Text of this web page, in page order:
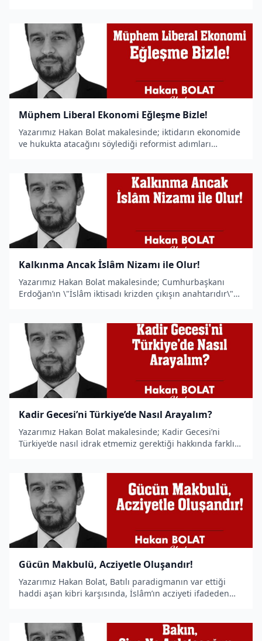
Müphem Liberal Ekonomi Eğleşme Bizle!
Yazarımız Hakan Bolat makalesinde; iktidarın ekonomide
ve hukukta atacağını söylediği reformist adımları
Kalkınma Ancak İslâm Nizamı ile Olur!
Yazarımız Hakan Bolat makalesinde; Cumhurbaşkanı
Erdoğan’ın \"İslâm iktisadı krizden çıkışın anahtarıdır\"
Kadir Gecesi’ni Türkiye’de Nasıl Arayalım?
Yazarımız Hakan Bolat makalesinde; Kadir Gecesi’ni
Türkiye’de nasıl idrak etmemiz gerektiği hakkında farklı
Gücün Makbulü, Acziyetle Oluşandır!
Yazarımız Hakan Bolat, Batılı paradigmanın var ettiği
haddi aşan kibri karşısında, İslâm’ın acziyeti ifadeden